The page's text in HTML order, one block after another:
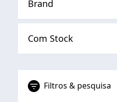
Filtros & pesquisa
Brand
Com Stock